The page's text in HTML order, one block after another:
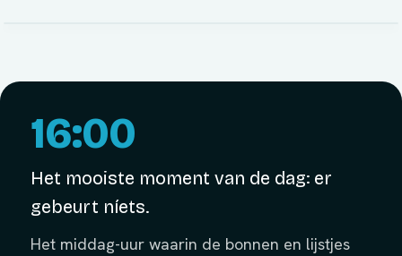
16:00
Het mooiste moment van de dag: er
gebeurt níets.
Het middag-uur waarin de bonnen en lijstjes